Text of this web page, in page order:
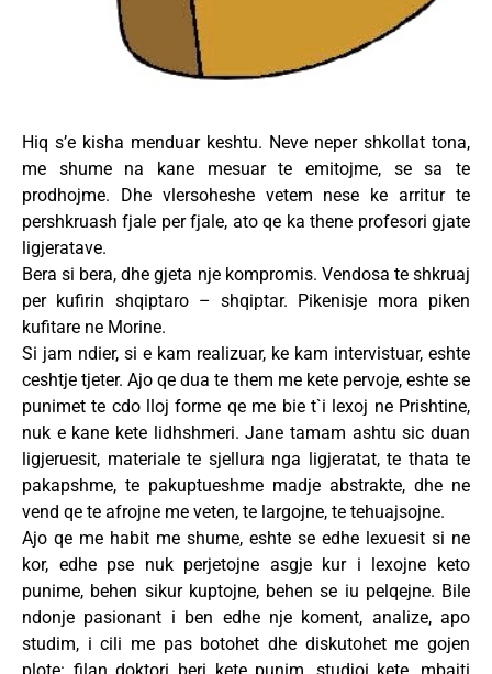
Hiq s’e kisha menduar keshtu. Neve neper shkollat tona,
me shume na kane mesuar te emitojme, se sa te
prodhojme. Dhe vlersoheshe vetem nese ke arritur te
pershkruash fjale per fjale, ato qe ka thene profesori gjate
ligjeratave.
Bera si bera, dhe gjeta nje kompromis. Vendosa te shkruaj
per kufirin shqiptaro – shqiptar. Pikenisje mora piken
kufitare ne Morine.
Si jam ndier, si e kam realizuar, ke kam intervistuar, eshte
ceshtje tjeter. Ajo qe dua te them me kete pervoje, eshte se
punimet te cdo lloj forme qe me bie t`i lexoj ne Prishtine,
nuk e kane kete lidhshmeri. Jane tamam ashtu sic duan
ligjeruesit, materiale te sjellura nga ligjeratat, te thata te
pakapshme, te pakuptueshme madje abstrakte, dhe ne
vend qe te afrojne me veten, te largojne, te tehuajsojne.
Ajo qe me habit me shume, eshte se edhe lexuesit si ne
kor, edhe pse nuk perjetojne asgje kur i lexojne keto
punime, behen sikur kuptojne, behen se iu pelqejne. Bile
ndonje pasionant i ben edhe nje koment, analize, apo
studim, i cili me pas botohet dhe diskutohet me gojen